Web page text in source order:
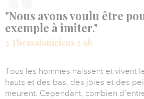
"Nous avons voulu être
exemple à imiter."
2 Thessaloniciens 3.9b
Tous les hommes naissent et vivent
hauts et des bas, des joies et des
meurent. Cependant, combien